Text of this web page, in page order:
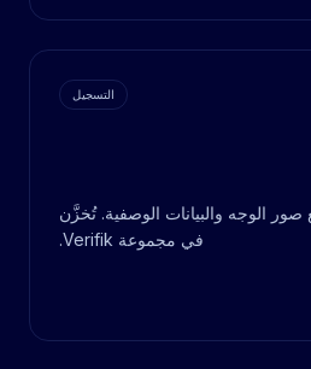
التسجيل
الوجه والبيانات الوصفية. تُخزَّن
في مجموعة Verifik.